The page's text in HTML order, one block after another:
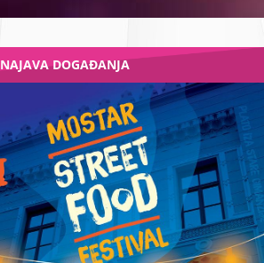
NAJAVA DOGAĐANJA